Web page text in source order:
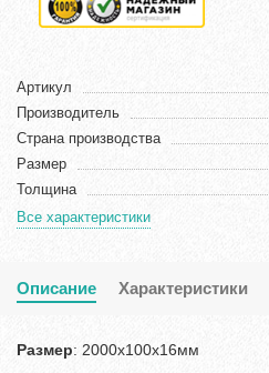
Артикул
Производитель
Страна производства
Размер
Толщина
Все характеристики
Описание Характеристики
Размер: 2000x100x16мм